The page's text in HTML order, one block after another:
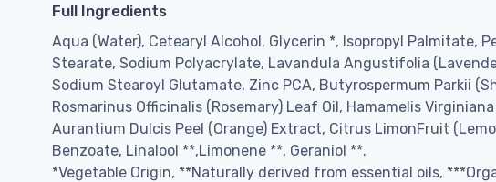
Full Ingredients
Aqua (Water), Cetearyl Alcohol, Glycerin *, Isopropyl Palmitate,
Stearate, Sodium Polyacrylate, Lavandula Angustifolia
Sodium Stearoyl Glutamate, Zinc PCA, Butyrospermum Parkii
Rosmarinus Officinalis (Rosemary) Leaf Oil, Hamamelis
Aurantium Dulcis Peel (Orange) Extract, Citrus LimonFruit
Benzoate, Linalool **,Limonene **, Geraniol **.
*Vegetable Origin, **Naturally derived from essential oils,